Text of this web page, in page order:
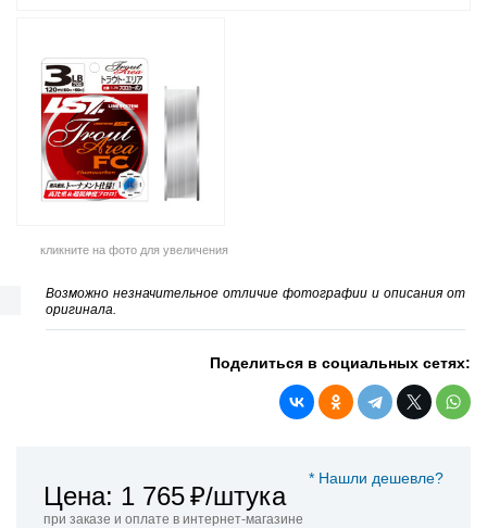
кликните на фото для увеличения
Возможно незначительное отличие фотографии и описания от
оригинала.
Поделиться в социальных сетях:
* Нашли дешевле?
Цена: 1 765₽/штука
при заказе и оплате в интернет-магазине